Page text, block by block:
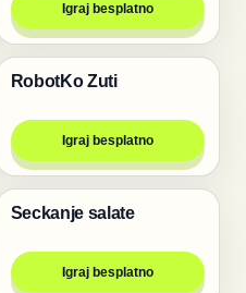
Igraj besplatno
Pucanje
RobotKo Zuti
Igraj besplatno
Pucanje
Seckanje salate
Igraj besplatno